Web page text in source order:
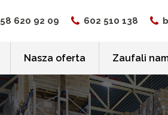
58 620 92 09 602 510 138
Nasza oferta Zaufali